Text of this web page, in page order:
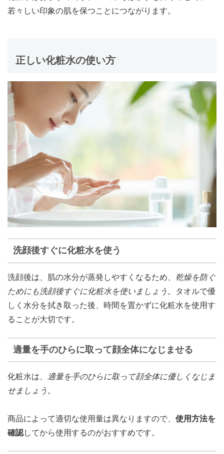
若々しい印象の肌を保つことにつながります。
正しい化粧水の使い方
洗顔後すぐに化粧水を使う
洗顔後は、肌の水分が蒸発しやすくなるため、 乾燥を防ぐ
ためにも洗顔後すぐに化粧水を使いましょう 。タオルで優
しく水分を拭き取った後、時間を置かずに化粧水を使用す
ることが大切です。
適量を手のひらに取って顔全体になじませる
化粧水は、
適量を手のひらに取って顔全体に優しくなじま
せましょう 。
商品によって適切な使用量は異なりますので、 使用方法を
確認してから使用するのがおすすめです。